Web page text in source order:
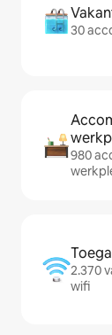
30
980
2.370
wifi